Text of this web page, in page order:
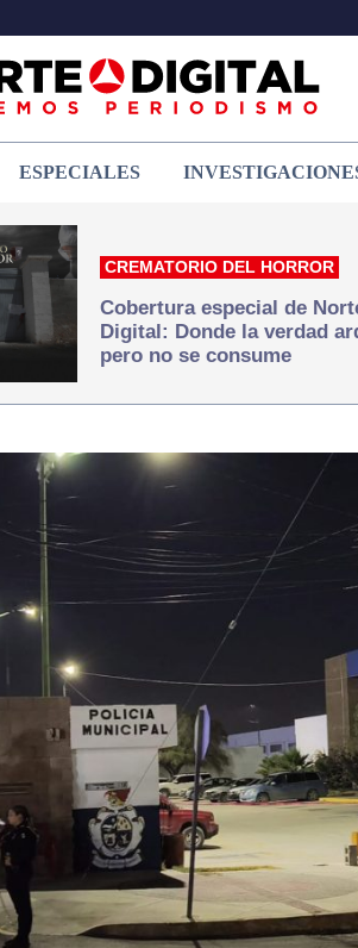
ESPECIALES
CREMATORIO DEL HORROR
Cobertura especial de
Digital: Donde la verdad
pero no se consume